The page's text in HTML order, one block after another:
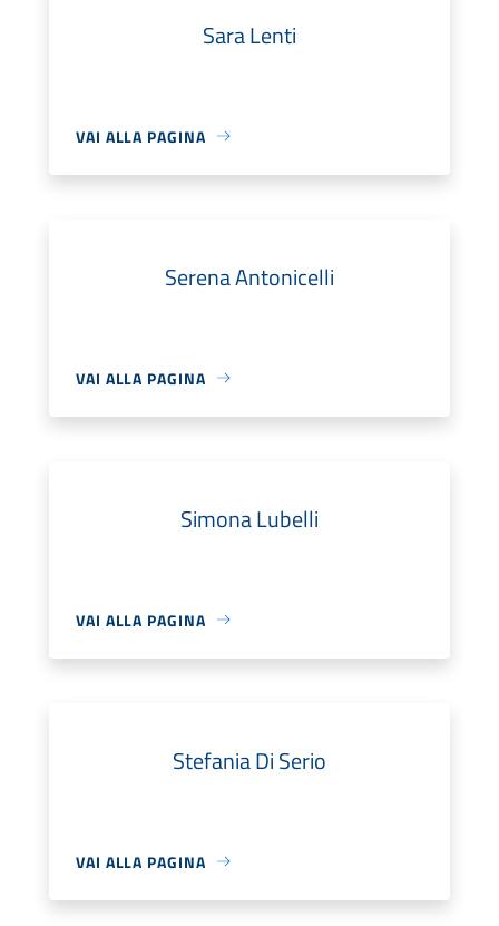
Sara Lenti
VAI ALLA PAGINA
Serena Antonicelli
VAI ALLA PAGINA
Simona Lubelli
VAI ALLA PAGINA
Stefania Di Serio
VAI ALLA PAGINA